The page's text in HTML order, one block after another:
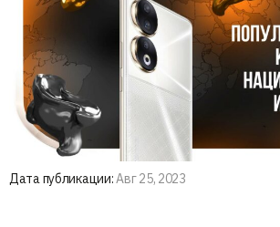
Дата публикации:Авг 25, 2023